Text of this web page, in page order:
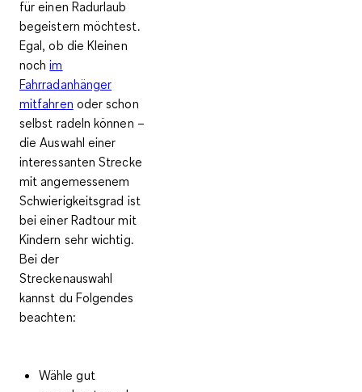
für einen Radurlaub
begeistern möchtest.
Egal, ob die Kleinen
nochim
Fahrradanhänger
mitfahren oder schon
selbst radeln können –
die Auswahl einer
interessanten Strecke
mit angemessenem
Schwierigkeitsgrad ist
bei einer Radtour mit
Kindern sehr wichtig.
Bei der
Streckenauswahl
kannst du Folgendes
beachten:
Wählegut